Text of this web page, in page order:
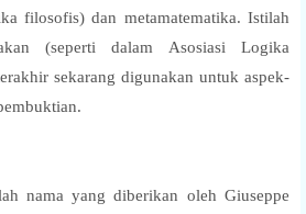
filosofis) dan metamatematika. Istilah
(seperti dalam Asosiasi Logika
sekarang digunakan untuk aspek-
nama yang diberikan oleh Giuseppe